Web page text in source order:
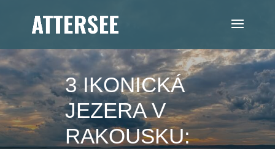
3 IKONICKÁ
JEZERA V
RAKOUSKU: